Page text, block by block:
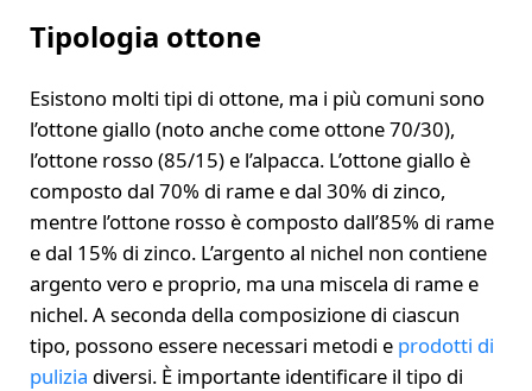
Tipologia ottone
Esistono molti tipi di ottone, ma i più comuni sono
l’ottone giallo (noto anche come ottone 70/30),
l’ottone rosso (85/15) e l’alpacca. L’ottone giallo è
composto dal 70% di rame e dal 30% di zinco,
mentre l’ottone rosso è composto dall’85% di rame
e dal 15% di zinco. L’argento al nichel non contiene
argento vero e proprio, ma una miscela di rame e
nichel. A seconda della composizione di ciascun
tipo, possono essere necessari metodi e prodotti di
pulizia diversi. È importante identificare il tipo di